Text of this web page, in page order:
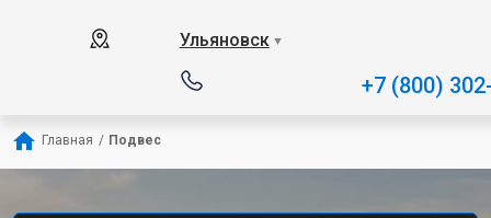
Ульяновск ▼
+7 (800)
Главная / Подвес